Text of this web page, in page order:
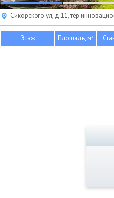
Сикорского ул, д 11, тер
Этаж Площадь, м2